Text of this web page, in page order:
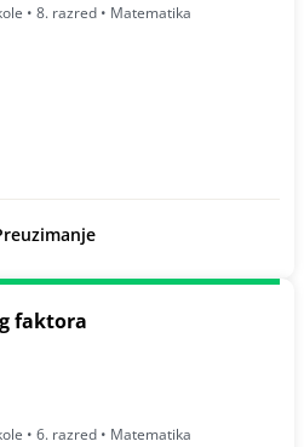
• 8. razred • Matematika
faktora
• 6. razred • Matematika